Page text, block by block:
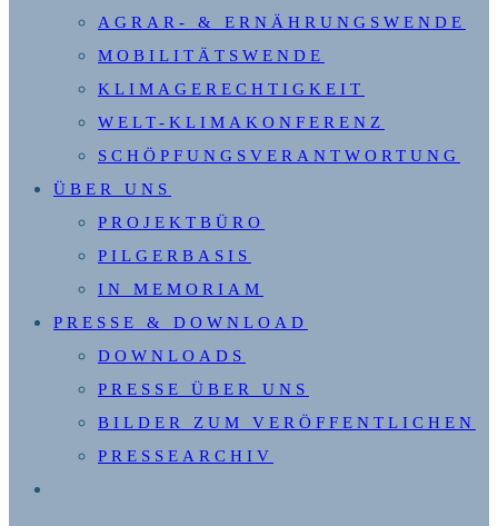
AGRAR- & ERNÄHRUNGSWENDE
MOBILITÄTSWENDE
KLIMAGERECHTIGKEIT
WELT-KLIMAKONFERENZ
SCHÖPFUNGSVERANTWORTUNG
ÜBER UNS
PROJEKTBÜRO
PILGERBASIS
IN MEMORIAM
PRESSE & DOWNLOAD
DOWNLOADS
PRESSE ÜBER UNS
BILDER ZUM VERÖFFENTLICHEN
PRESSEARCHIV